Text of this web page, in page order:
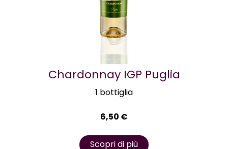
Chardonnay IGP Puglia
1 bottiglia
6,50 €
Scopri di più